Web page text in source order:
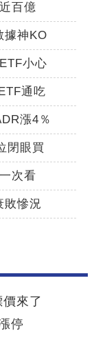
百億
據神KO
小心
通吃
漲4％
閉眼買
次看
敗慘況
來了
停